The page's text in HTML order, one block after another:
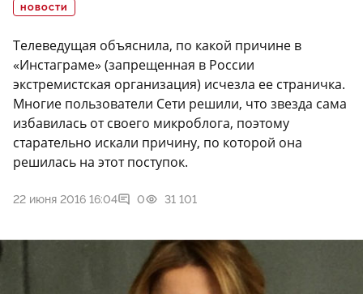
НОВОСТИ
Телеведущая объяснила, по какой причине в
«Инстаграме» (запрещенная в России
экстремистская организация) исчезла ее страничка.
Многие пользователи Сети решили, что звезда сама
избавилась от своего микроблога, поэтому
старательно искали причину, по которой она
решилась на этот поступок.
22 июня 2016 16:04 0 31 101